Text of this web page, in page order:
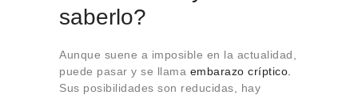
saberlo?
Aunque suene a imposible en la actualidad,
puede pasar y se llama embarazo críptico.
Sus posibilidades son reducidas, hay